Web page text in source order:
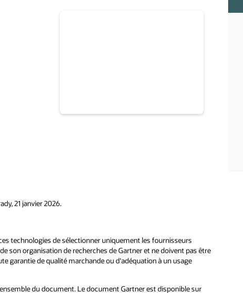
21 janvier 2026.
technologies de sélectionner uniquement les fournisseurs
son organisation de recherches de Gartner et ne doivent pas être
garantie de qualité marchande ou d'adéquation à un usage
du document. Le document Gartner est disponible sur